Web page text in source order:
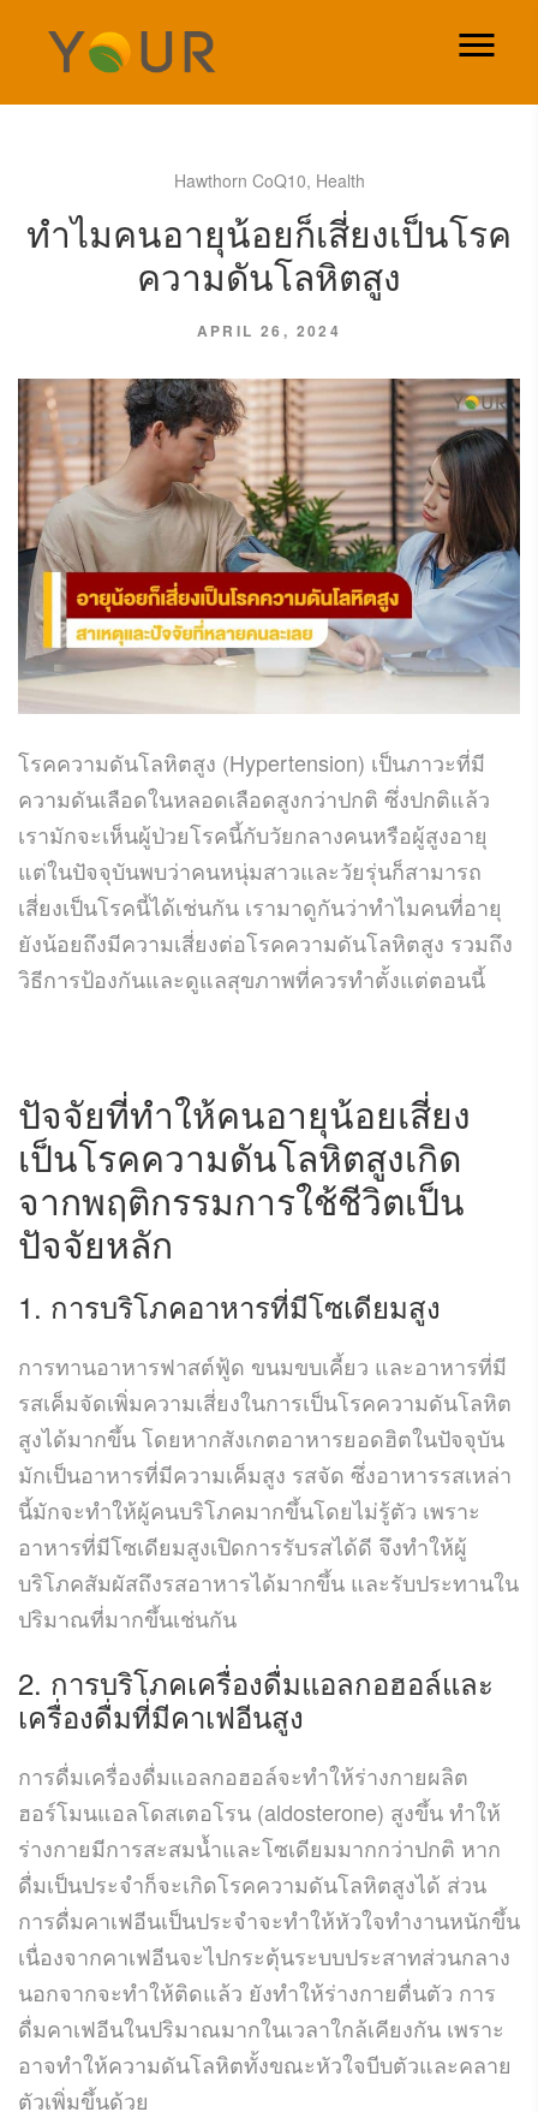
Hawthorn CoQ10, Health
ทำไมคนอายุน้อยก็เสี่ยงเป็นโรค
ความดันโลหิตสูง
APRIL 26, 2024
โรคความดันโลหิตสูง (Hypertension) เป็นภาวะที่มี
ความดันเลือดในหลอดเลือดสูงกว่าปกติ ซึ่งปกติแล้ว
เรามักจะเห็นผู้ป่วยโรคนี้กับวัยกลางคนหรือผู้สูงอายุ
แต่ในปัจจุบันพบว่าคนหนุ่มสาวและวัยรุ่นก็สามารถ
เสี่ยงเป็นโรคนี้ได้เช่นกัน เรามาดูกันว่าทำไมคนที่อายุ
ยังน้อยถึงมีความเสี่ยงต่อโรคความดันโลหิตสูง รวมถึง
วิธีการป้องกันและดูแลสุขภาพที่ควรทำตั้งแต่ตอนนี้
ปัจจัยที่ทำให้คนอายุน้อยเสี่ยง
เป็นโรคความดันโลหิตสูงเกิด
จากพฤติกรรมการใช้ชีวิตเป็น
ปัจจัยหลัก
1. การบริโภคอาหารที่มีโซเดียมสูง
การทานอาหารฟาสต์ฟู้ด ขนมขบเคี้ยว และอาหารที่มี
รสเค็มจัดเพิ่มความเสี่ยงในการเป็นโรคความดันโลหิต
สูงได้มากขึ้น โดยหากสังเกตอาหารยอดฮิตในปัจจุบัน
มักเป็นอาหารที่มีความเค็มสูง รสจัด ซึ่งอาหารรสเหล่า
นี้มักจะทำให้ผู้คนบริโภคมากขึ้นโดยไม่รู้ตัว เพราะ
อาหารที่มีโซเดียมสูงเปิดการรับรสได้ดี จึงทำให้ผู้
บริโภคสัมผัสถึงรสอาหารได้มากขึ้น และรับประทานใน
ปริมาณที่มากขึ้นเช่นกัน
2. การบริโภคเครื่องดื่มแอลกอฮอล์และ
เครื่องดื่มที่มีคาเฟอีนสูง
การดื่มเครื่องดื่มแอลกอฮอล์จะทำให้ร่างกายผลิต
ฮอร์โมนแอลโดสเตอโรน (aldosterone) สูงขึ้น ทำให้
ร่างกายมีการสะสมน้ำและโซเดียมมากกว่าปกติ หาก
ดื่มเป็นประจำก็จะเกิดโรคความดันโลหิตสูงได้ ส่วน
การดื่มคาเฟอีนเป็นประจำจะทำให้หัวใจทำงานหนักขึ้น
เนื่องจากคาเฟอีนจะไปกระตุ้นระบบประสาทส่วนกลาง
นอกจากจะทำให้ติดแล้ว ยังทำให้ร่างกายตื่นตัว การ
ดื่มคาเฟอีนในปริมาณมากในเวลาใกล้เคียงกัน เพราะ
อาจทำให้ความดันโลหิตทั้งขณะหัวใจบีบตัวและคลาย
ตัวเพิ่มขึ้นด้วย